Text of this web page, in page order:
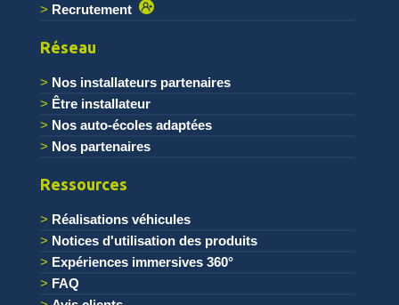
Recrutement
Réseau
Nos installateurs partenaires
Être installateur
Nos auto-écoles adaptées
Nos partenaires
Ressources
Réalisations véhicules
Notices d'utilisation des produits
Expériences immersives 360°
FAQ